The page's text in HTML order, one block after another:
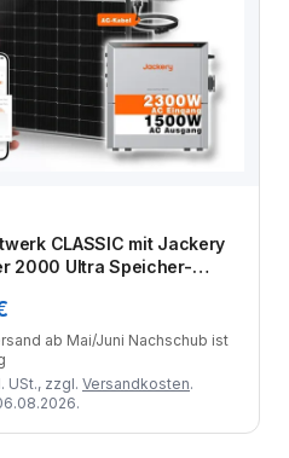
CLASSIC mit Jackery
2000 Ultra Speicher-
ab Mai/Juni Nachschub ist
USt., zzgl. Versandkosten.